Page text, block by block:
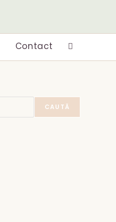
Contact Toggle
search
CAUTĂ